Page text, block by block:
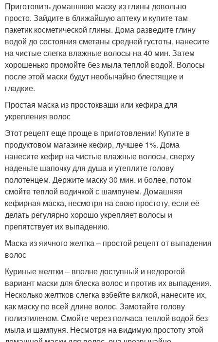
Приготовить домашнюю маску из глины довольно
просто. Зайдите в ближайшую аптеку и купите там
пакетик косметической глины. Дома разведите глину
водой до состояния сметаны средней густоты, нанесите
на чистые слегка влажные волосы на 40 мин. Затем
хорошенько промойте без мыла теплой водой. Волосы
после этой маски будут необычайно блестящие и
гладкие.
Простая маска из простокваши или кефира для
укрепления волос
Этот рецепт еще проще в приготовлении! Купите в
продуктовом магазине кефир, лучшее 1%. Дома
нанесите кефир на чистые влажные волосы, сверху
наденьте шапочку для душа и утеплите голову
полотенцем. Держите маску 30 мин. и более, потом
смойте теплой водичкой с шампунем. Домашняя
кефирная маска, несмотря на свою простоту, если её
делать регулярно хорошо укрепляет волосы и
препятствует их выпадению.
Маска из яичного желтка – простой рецепт от выпадения
волос
Куриные желтки – вполне доступный и недорогой
вариант маски для блеска волос и против их выпадения.
Несколько желтков слегка взбейте вилкой, нанесите их,
как маску по всей длине волос. Замотайте голову
полиэтиленом. Смойте через полчаса теплой водой без
мыла и шампуня. Несмотря на видимую простоту этой